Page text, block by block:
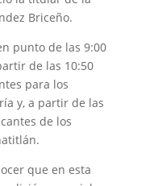
Briceño.
punto de las 9:00
de las 10:50
para los
y, a partir de las
de los
que en esta